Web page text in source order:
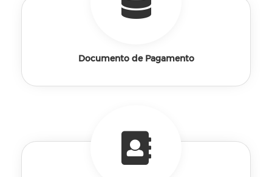
Documento de Pagamento